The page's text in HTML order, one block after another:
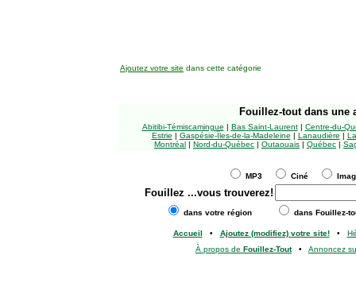
Ajoutez votre site dans cette catégorie
Fouillez-tout dans une
Abitibi-Témiscamingue | Bas Saint-Laurent| Centre-du-
Estrie | Gaspésie-Îles-de-la-Madeleine | Lanaudière |
Montréal | Nord-du-Québec | Outaouais | Québec |
MP3 Ciné
Fouillez ...vous trouverez!
dans votre région dans Fouillez-
Accueil • Ajoutez (modifiez) votre site!•
À propos de Fouillez-Tout• Annoncez